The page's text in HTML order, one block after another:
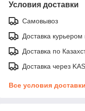
Условия доставки
Самовывоз
Доставка курьером
Доставка по
Доставка через
Все условия доставки